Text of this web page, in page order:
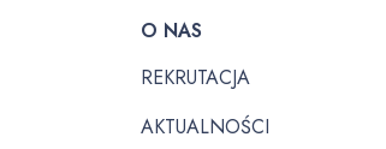
O NAS
REKRUTACJA
AKTUALNOŚCI